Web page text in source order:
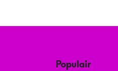
Populair